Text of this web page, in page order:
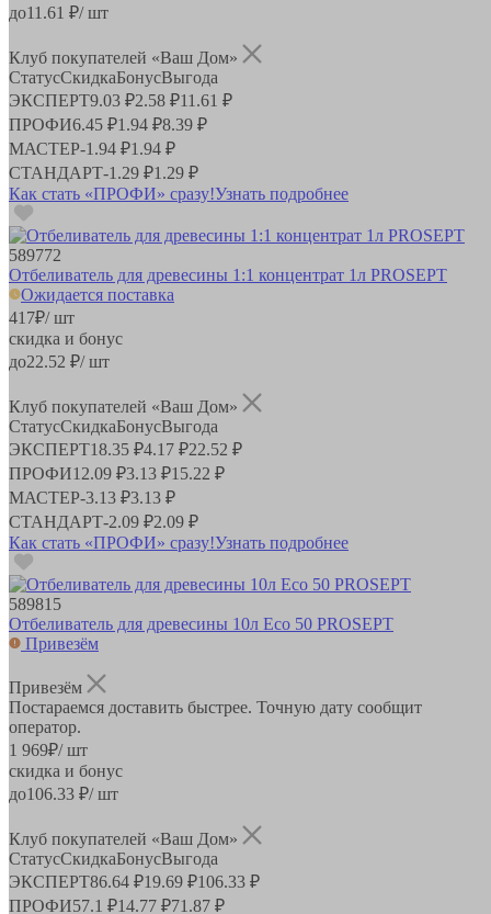
до11.61 ₽/ шт
Клуб покупателей «Ваш Дом»
СтатусСкидкаБонусВыгода
ЭКСПЕРТ9.03 ₽2.58 ₽11.61 ₽
ПРОФИ6.45 ₽1.94 ₽8.39 ₽
МАСТЕР-1.94 ₽1.94 ₽
СТАНДАРТ-1.29 ₽1.29 ₽
Как стать «ПРОФИ» сразу!Узнать подробнее
589772
Отбеливатель для древесины 1:1 концентрат 1л PROSEPT
Ожидается поставка
417₽/ шт
скидка и бонус
до22.52 ₽/ шт
Клуб покупателей «Ваш Дом»
СтатусСкидкаБонусВыгода
ЭКСПЕРТ18.35 ₽4.17 ₽22.52 ₽
ПРОФИ12.09 ₽3.13 ₽15.22 ₽
МАСТЕР-3.13 ₽3.13 ₽
СТАНДАРТ-2.09 ₽2.09 ₽
Как стать «ПРОФИ» сразу!Узнать подробнее
589815
Отбеливатель для древесины 10л Eco 50 PROSEPT
Привезём
Привезём
Постараемся доставить быстрее. Точную дату сообщит
оператор.
1 969₽/ шт
скидка и бонус
до106.33 ₽/ шт
Клуб покупателей «Ваш Дом»
СтатусСкидкаБонусВыгода
ЭКСПЕРТ86.64 ₽19.69 ₽106.33 ₽
ПРОФИ57.1 ₽14.77 ₽71.87 ₽